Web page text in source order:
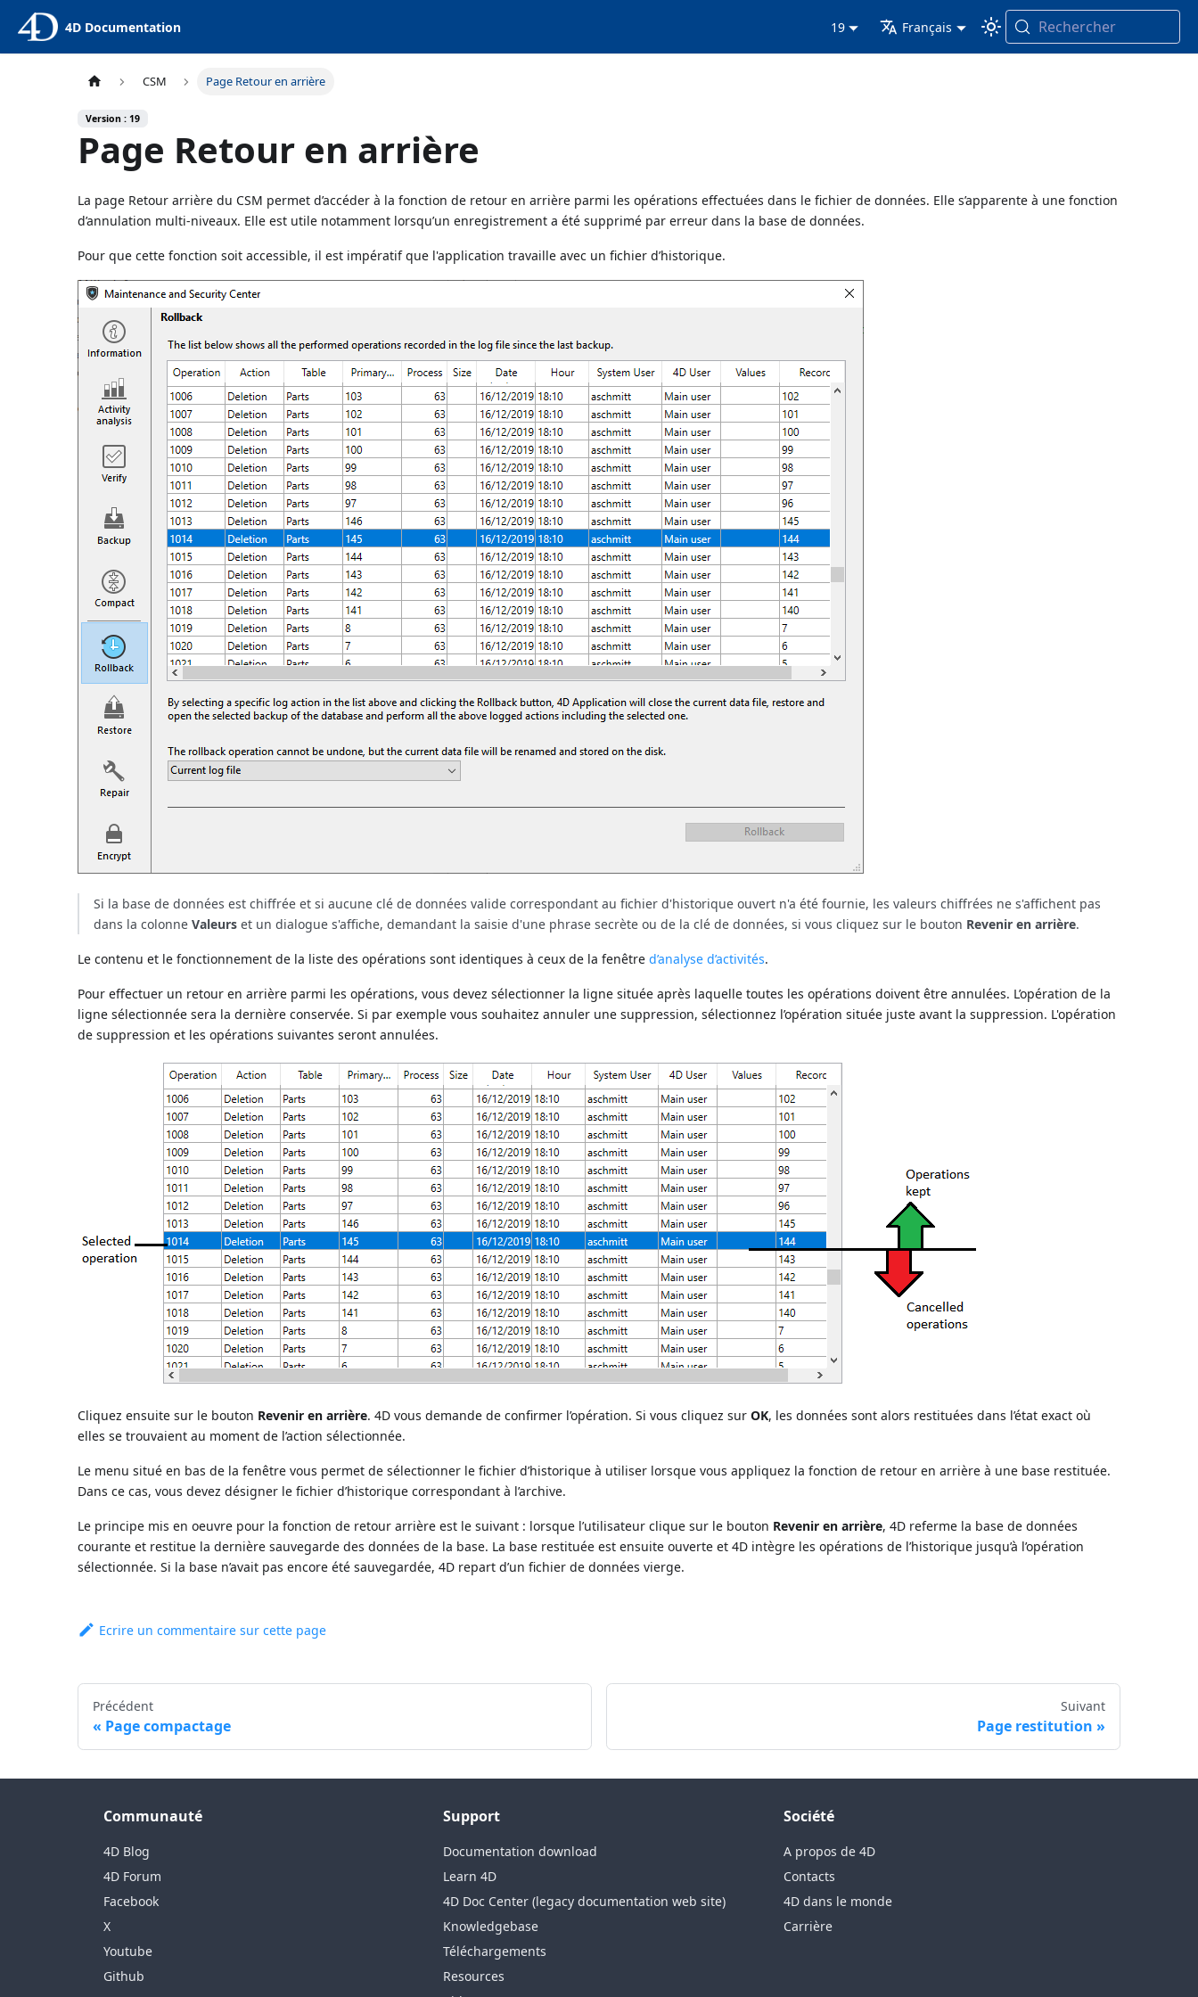
4D Documentation 19 Français Rechercher
CSM Page Retour en arrière
Version : 19
Page Retour en arrière
La page Retour arrière du CSM permet d’accéder à la fonction de retour en arrière parmi les opérations effectuées dans le fichier de données. Elle s’apparente à une fonction
d’annulation multi-niveaux. Elle est utile notamment lorsqu’un enregistrement a été supprimé par erreur dans la base de données.
Pour que cette fonction soit accessible, il est impératif que l'application travaille avec un fichier d’historique.
Si la base de données est chiffrée et si aucune clé de données valide correspondant au fichier d'historique ouvert n'a été fournie, les valeurs chiffrées ne s'affichent pas
dans la colonneValeurs et un dialogue s'affiche, demandant la saisie d'une phrase secrète ou de la clé de données, si vous cliquez sur le bouton Revenir en arrière.
Le contenu et le fonctionnement de la liste des opérations sont identiques à ceux de la fenêtred’analyse d’activités.
Pour effectuer un retour en arrière parmi les opérations, vous devez sélectionner la ligne située après laquelle toutes les opérations doivent être annulées. L’opération de la
ligne sélectionnée sera la dernière conservée. Si par exemple vous souhaitez annuler une suppression, sélectionnez l’opération située juste avant la suppression. L'opération
de suppression et les opérations suivantes seront annulées.
Cliquez ensuite sur le bouton Revenir en arrière. 4D vous demande de confirmer l’opération. Si vous cliquez surOK, les données sont alors restituées dans l’état exact où
elles se trouvaient au moment de l’action sélectionnée.
Le menu situé en bas de la fenêtre vous permet de sélectionner le fichier d’historique à utiliser lorsque vous appliquez la fonction de retour en arrière à une base restituée.
Dans ce cas, vous devez désigner le fichier d’historique correspondant à l’archive.
Le principe mis en oeuvre pour la fonction de retour arrière est le suivant : lorsque l’utilisateur clique sur le bouton Revenir en arrière, 4D referme la base de données
courante et restitue la dernière sauvegarde des données de la base. La base restituée est ensuite ouverte et 4D intègre les opérations de l’historique jusqu’à l’opération
sélectionnée. Si la base n’avait pas encore été sauvegardée, 4D repart d’un fichier de données vierge.
Ecrire un commentaire sur cette page
Précédent
Page compactage
Suivant
Page restitution
Communauté
4D Blog
4D Forum
Facebook
X
Youtube
Github
Support
Documentation download
Learn 4D
4D Doc Center (legacy documentation web site)
Knowledgebase
Téléchargements
Resources
Société
A propos de 4D
Contacts
4D dans le monde
Carrière